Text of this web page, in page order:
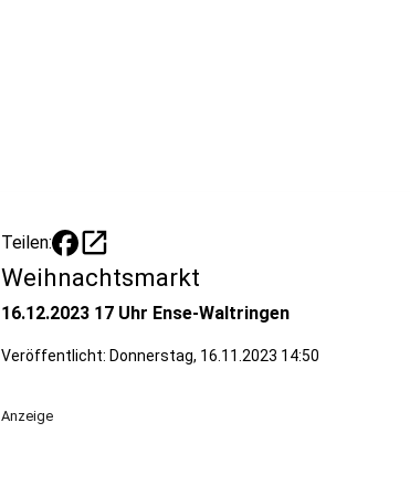
Teilen: open_in_new
Weihnachtsmarkt
16.12.2023 17 Uhr Ense-Waltringen
Veröffentlicht: Donnerstag, 16.11.2023 14:50
Anzeige